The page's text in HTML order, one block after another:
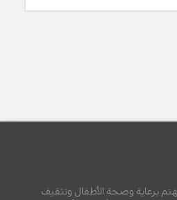
برعاية وصحة الأطفال وتثقيف